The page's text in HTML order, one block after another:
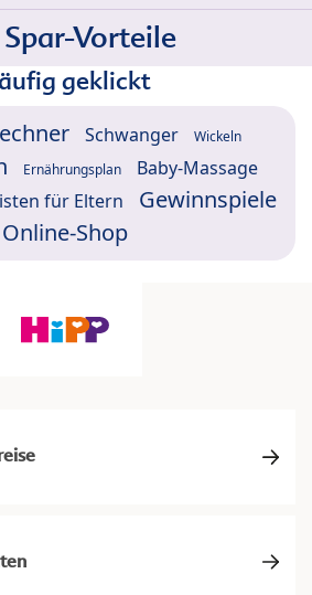
Vorteile
geklickt
Schwanger Wickeln
Ernährungsplan Baby-Massage
für Eltern
Gewinnspiele
Online-Shop